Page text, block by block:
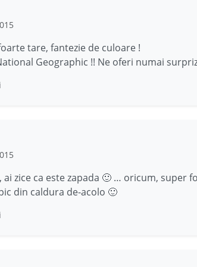
tare, fantezie de culoare !
Geographic !! Ne oferi numai
ai zice ca este zapada 🙂 … oricum, super
din caldura de-acolo 🙂